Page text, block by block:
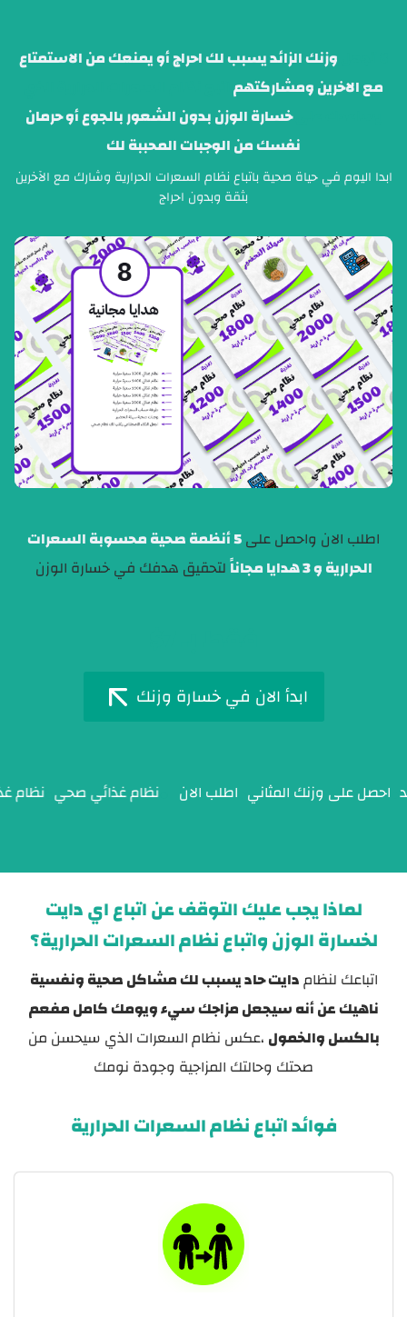
وزنك الزائد يسبب لك احراج أو يمنعك من الاستمتاع
مع الاخرين ومشاركتهم
يساعدك علىخسارة الوزن بدون الشعور بالجوع أو حرمان
نفسك من الوجبات المحببة لك
ابدا اليوم في حياة صحية باتباع نظام السعرات الحرارية وشارك مع الآخرين
بثقة وبدون احراج
اطلب الان واحصل على 5 أنظمة صحية محسوبة السعرات
الحرارية و 3 هدايا مجاناً
لتحقيق هدفك في خسارة الوزن
ابدأ الان في خسارة وزنك
نظام غذائي صحي اطلب الان احصل على وزنك المثاني الزائد
لماذا يجب عليك التوقف عن اتباع اي دايت
لخسارة الوزن واتباع نظام السعرات الحرارية؟
اتباعك لنظامدايت حاد يسبب لك مشاكل صحية ونفسية
ناهيك عن أنه سيجعل مزاجك سيء ويومك كامل مفعم
بالكسل والخمول ،عكس نظام السعرات الذي سيحسن من
صحتك وحالتك المزاجية وجودة نومك
فوائد اتباع نظام السعرات الحرارية